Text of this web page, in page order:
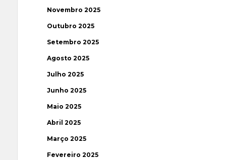
Novembro 2025
Outubro 2025
Setembro 2025
Agosto 2025
Julho 2025
Junho 2025
Maio 2025
Abril 2025
Março 2025
Fevereiro 2025